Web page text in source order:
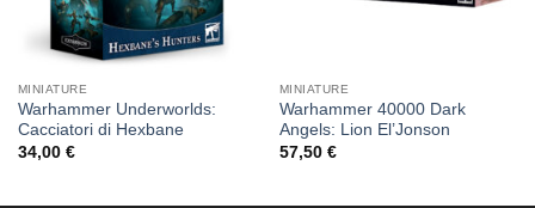
MINIATURE
Warhammer Underworlds:
Cacciatori di Hexbane
34,00 €
MINIATURE
Warhammer 40000 Dark
Angels: Lion El’Jonson
57,50 €